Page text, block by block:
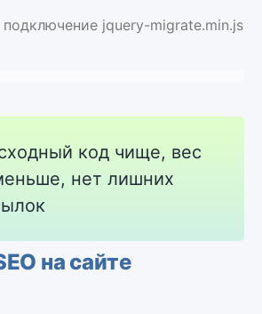
подключение jquery-migrate.min.js
код чище, вес
нет лишних
на сайте